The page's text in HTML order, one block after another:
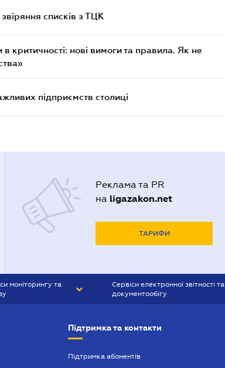
списків з ТЦК
критичності: нові вимоги та правила. Як не
підприємств столиці
Реклама та PR
на ligazakon.net
ТАРИФИ
моніторингу та
Сервіси електронної звітності та
документообігу
Підтримка та контакти
Підтримка абонентів